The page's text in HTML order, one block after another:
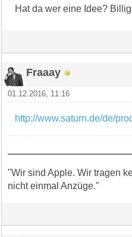
Hat da wer eine Idee?
Fraaay
01.12.2016, 11:16
http://www.saturn.de/de/
"Wir sind Apple. Wir tragen
nicht einmal Anzüge."